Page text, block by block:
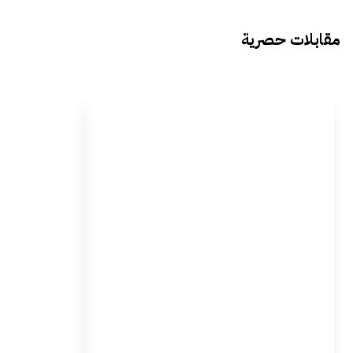
مقابلات حصرية